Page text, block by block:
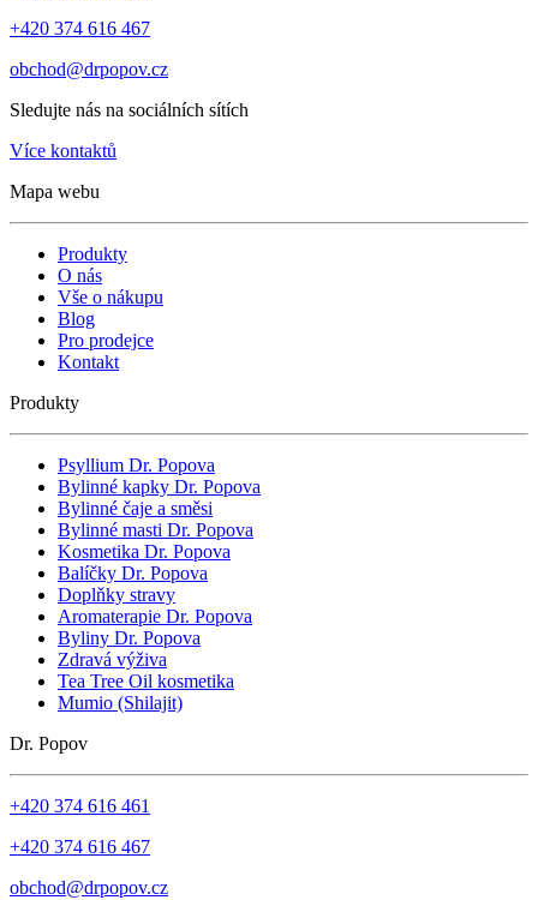
+420 374 616 467
obchod@drpopov.cz
Sledujte nás na sociálních sítích
Více kontaktů
Mapa webu
Produkty
O nás
Vše o nákupu
Blog
Pro prodejce
Kontakt
Produkty
Psyllium Dr. Popova
Bylinné kapky Dr. Popova
Bylinné čaje a směsi
Bylinné masti Dr. Popova
Kosmetika Dr. Popova
Balíčky Dr. Popova
Doplňky stravy
Aromaterapie Dr. Popova
Byliny Dr. Popova
Zdravá výživa
Tea Tree Oil kosmetika
Mumio (Shilajit)
Dr. Popov
+420 374 616 461
+420 374 616 467
obchod@drpopov.cz